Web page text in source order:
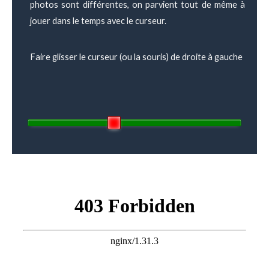
photos sont différentes, on parvient tout de même à
jouer dans le temps avec le curseur.
Faire glisser le curseur (ou la souris) de droite à gauche